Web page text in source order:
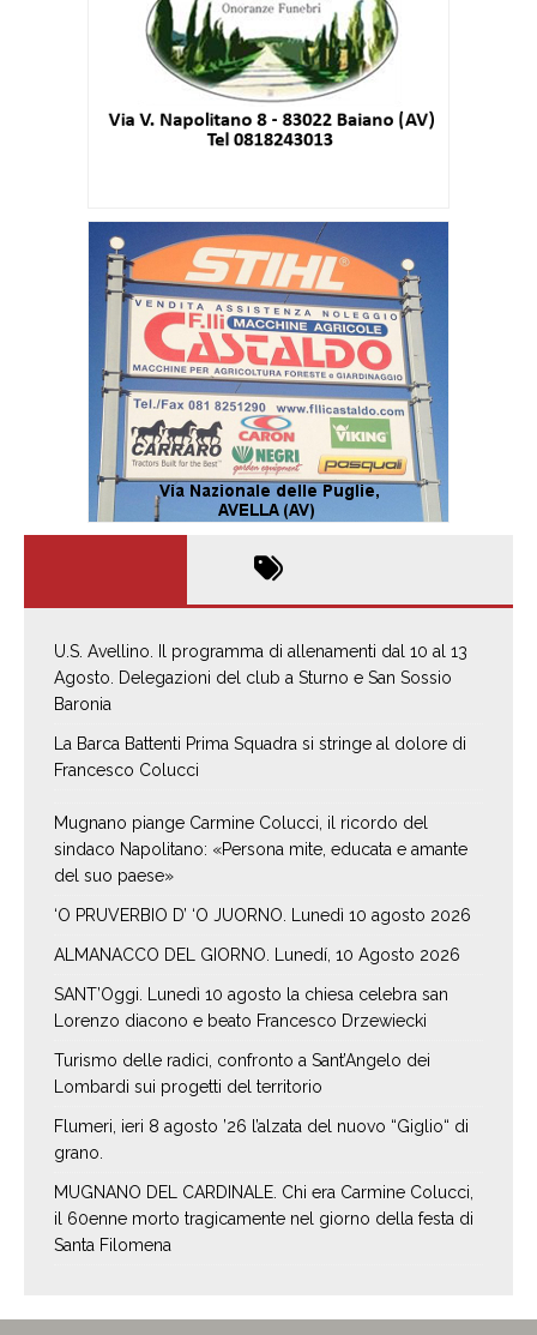
U.S. Avellino. Il programma di allenamenti dal 10 al 13
Agosto. Delegazioni del club a Sturno e San Sossio
Baronia
La Barca Battenti Prima Squadra si stringe al dolore di
Francesco Colucci
Mugnano piange Carmine Colucci, il ricordo del
sindaco Napolitano: «Persona mite, educata e amante
del suo paese»
‘O PRUVERBIO D’ ‘O JUORNO. Lunedì 10 agosto 2026
ALMANACCO DEL GIORNO. Lunedí, 10 Agosto 2026
SANT’Oggi. Lunedì 10 agosto la chiesa celebra san
Lorenzo diacono e beato Francesco Drzewiecki
Turismo delle radici, confronto a Sant’Angelo dei
Lombardi sui progetti del territorio
Flumeri, ieri 8 agosto ’26 l’alzata del nuovo “Giglio“ di
grano.
MUGNANO DEL CARDINALE. Chi era Carmine Colucci,
il 60enne morto tragicamente nel giorno della festa di
Santa Filomena